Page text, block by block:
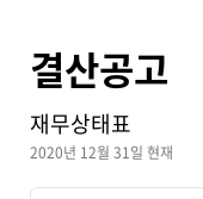
결산공고
재무상태표
2020년 12월 31일 현재